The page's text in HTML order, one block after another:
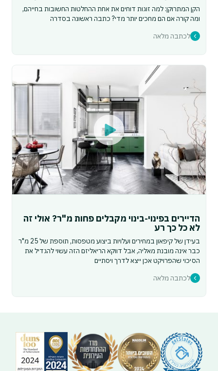
הקן המתרוקן: למה זוגות דוחים את אחת ההחלטות החשובות בחייהם,
ומה קורה אם הם מחכים יותר מדי? כתבה ראשונה בסדרה
לכתבה מלאה
הדיירים בפינוי-בינוי מקבלים פחות מ"ר? אולי זה
לא כל כך רע
בעידן של קיפאון במחירים ועלויות ביצוע מטפסות, תוספת של 25 מ"ר
כבר אינה מובנת מאליה, אבל דווקא הריאליזם הזה עשוי להגדיל את
הסיכוי שהפרויקט אכן ייצא לדרך ויסתיים
לכתבה מלאה